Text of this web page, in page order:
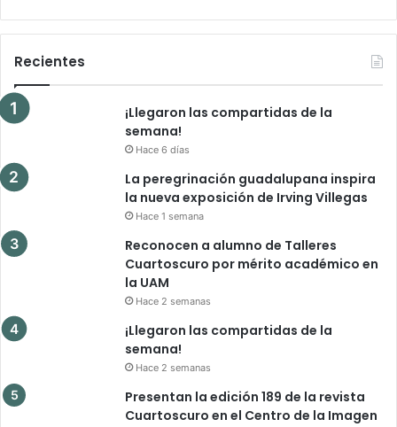
Recientes
¡Llegaron las compartidas de la
semana!
Hace 6 días
La peregrinación guadalupana inspira
la nueva exposición de Irving Villegas
Hace 1 semana
Reconocen a alumno de Talleres
Cuartoscuro por mérito académico en
la UAM
Hace 2 semanas
¡Llegaron las compartidas de la
semana!
Hace 2 semanas
Presentan la edición 189 de la revista
Cuartoscuro en el Centro de la Imagen